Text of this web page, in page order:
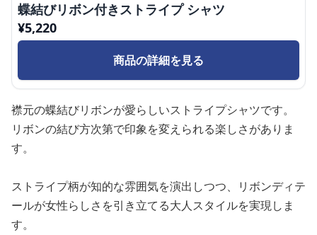
蝶結びリボン付きストライプ シャツ
¥5,220
商品の詳細を見る
襟元の蝶結びリボンが愛らしいストライプシャツです。
リボンの結び方次第で印象を変えられる楽しさがありま
す。
ストライプ柄が知的な雰囲気を演出しつつ、リボンディテ
ールが女性らしさを引き立てる大人スタイルを実現しま
す。